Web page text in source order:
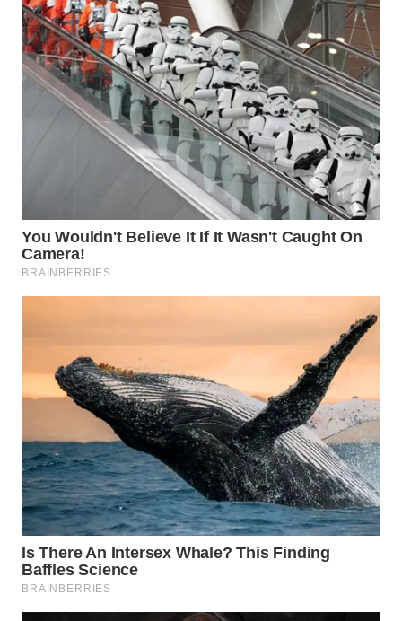
WN
SOLO
WN
BOROBUDUR
SURABAYA
WN
NATUNA
BINTAN
WN
WN
LIKUPANG
WN
LABUANBAJO